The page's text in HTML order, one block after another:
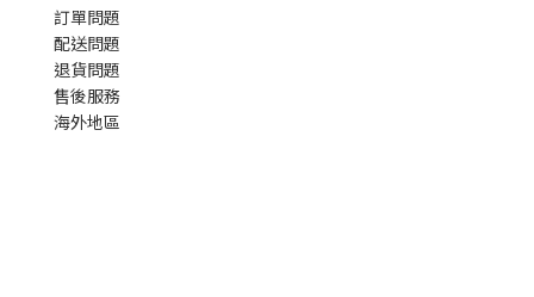
訂單問題
配送問題
退貨問題
售後服務
海外地區